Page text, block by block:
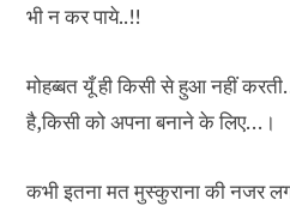
भी न कर पाये..!!
मोहब्बत यूँ ही किसी से हुआ नहीं
है,किसी को अपना बनाने के लिए…।
कभी इतना मत मुस्कुराना की नजर